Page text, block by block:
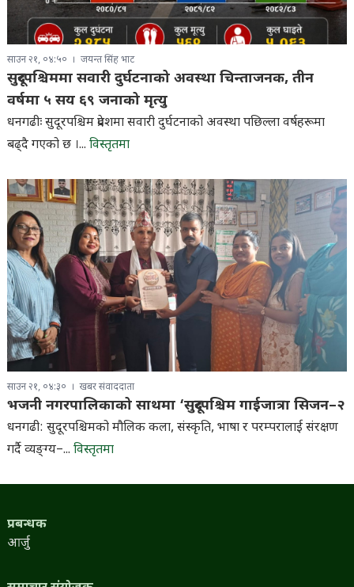
साउन २१, ०४:५० जयन्त सिंह भाट
सुदूरपश्चिममा सवारी दुर्घटनाको अवस्था चिन्ताजनक, तीन
वर्षमा ५ सय ६९ जनाको मृत्यु
धनगढीः सुदूरपश्चिम प्रदेशमा सवारी दुर्घटनाको अवस्था पछिल्ला वर्षहरूमा
बढ्दै गएको छ ।... विस्तृतमा
साउन २१, ०४:३० खबर संवाददाता
भजनी नगरपालिकाको साथमा ‘सुदूरपश्चिम गाईजात्रा सिजन–२
धनगढी: सुदूरपश्चिमको मौलिक कला, संस्कृति, भाषा र परम्परालाई संरक्षण
गर्दै व्यङ्ग्य–... विस्तृतमा
प्रबन्धक
आर्जु